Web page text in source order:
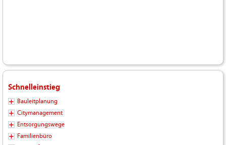
Schnelleinstieg
Bauleitplanung
Citymanagement
Entsorgungswege
Familienbüro